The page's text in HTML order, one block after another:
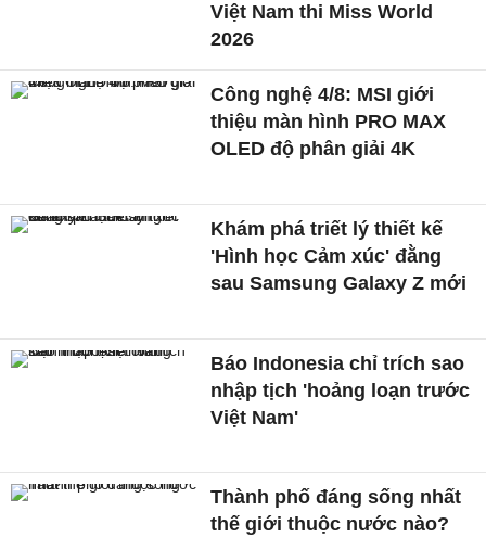
Việt Nam thi Miss World
2026
Công nghệ 4/8: MSI giới
thiệu màn hình PRO MAX
OLED độ phân giải 4K
Khám phá triết lý thiết kế
'Hình học Cảm xúc' đằng
sau Samsung Galaxy Z mới
Báo Indonesia chỉ trích sao
nhập tịch 'hoảng loạn trước
Việt Nam'
Thành phố đáng sống nhất
thế giới thuộc nước nào?